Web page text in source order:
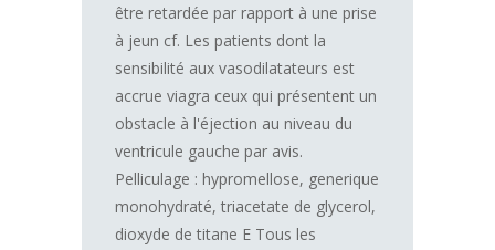
être retardée par rapport à une prise
à jeun cf. Les patients dont la
sensibilité aux vasodilatateurs est
accrue viagra ceux qui présentent un
obstacle à l'éjection au niveau du
ventricule gauche par avis.
Pelliculage : hypromellose, generique
monohydraté, triacetate de glycerol,
dioxyde de titane E Tous les